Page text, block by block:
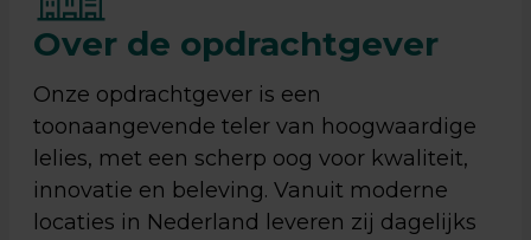
Over de opdrachtgever
Onze opdrachtgever is een
toonaangevende teler van hoogwaardige
lelies, met een scherp oog voor kwaliteit,
innovatie en beleving. Vanuit moderne
locaties in Nederland leveren zij dagelijks